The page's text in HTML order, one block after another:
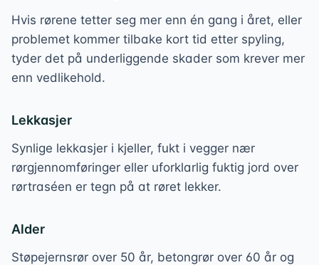
Hvis rørene tetter seg mer enn én gang i året, eller
problemet kommer tilbake kort tid etter spyling,
tyder det på underliggende skader som krever mer
enn vedlikehold.
Lekkasjer
Synlige lekkasjer i kjeller, fukt i vegger nær
rørgjennomføringer eller uforklarlig fuktig jord over
rørtraséen er tegn på at røret lekker.
Alder
Støpejernsrør over 50 år, betongrør over 60 år og